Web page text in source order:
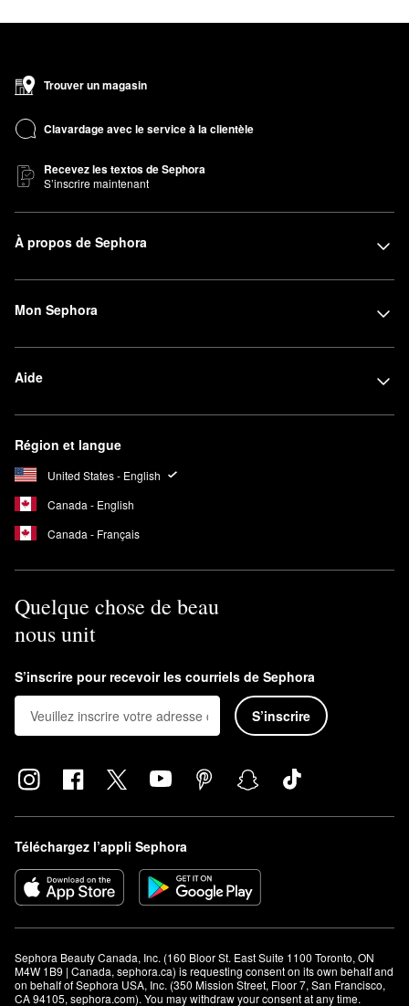
Trouver un magasin
Clavardage avec le service à la clientèle
Recevez les textos de Sephora
S’inscrire maintenant
À propos de Sephora
Mon Sephora
Aide
Région et langue
United States - English
Canada - English
Canada - Français
Quelque chose de beau
nous unit
S’inscrire pour recevoir les courriels de Sephora
S’inscrire
Téléchargez l’appli Sephora
Sephora Beauty Canada, Inc. (160 Bloor St. East Suite 1100 Toronto, ON
M4W 1B9 | Canada, sephora.ca) is requesting consent on its own behalf and
on behalf of Sephora USA, Inc. (350 Mission Street, Floor 7, San Francisco,
CA 94105, sephora.com). You may withdraw your consent at any time.